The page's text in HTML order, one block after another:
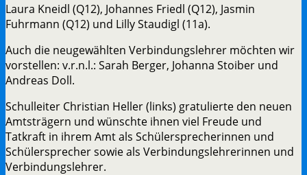
Laura Kneidl (Q12), Johannes Friedl (Q12), Jasmin
Fuhrmann (Q12) und Lilly Staudigl (11a).
Auch die neugewählten Verbindungslehrer möchten wir
vorstellen: v.r.n.l.: Sarah Berger, Johanna Stoiber und
Andreas Doll.
Schulleiter Christian Heller (links) gratulierte den neuen
Amtsträgern und wünschte ihnen viel Freude und
Tatkraft in ihrem Amt als Schülersprecherinnen und
Schülersprecher sowie als Verbindungslehrerinnen und
Verbindungslehrer.